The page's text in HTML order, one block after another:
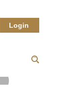
Login